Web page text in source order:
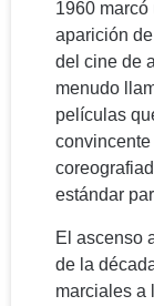
1960
aparición
del cine de
menudo
películas
estándar
El ascenso
de la
marciales a